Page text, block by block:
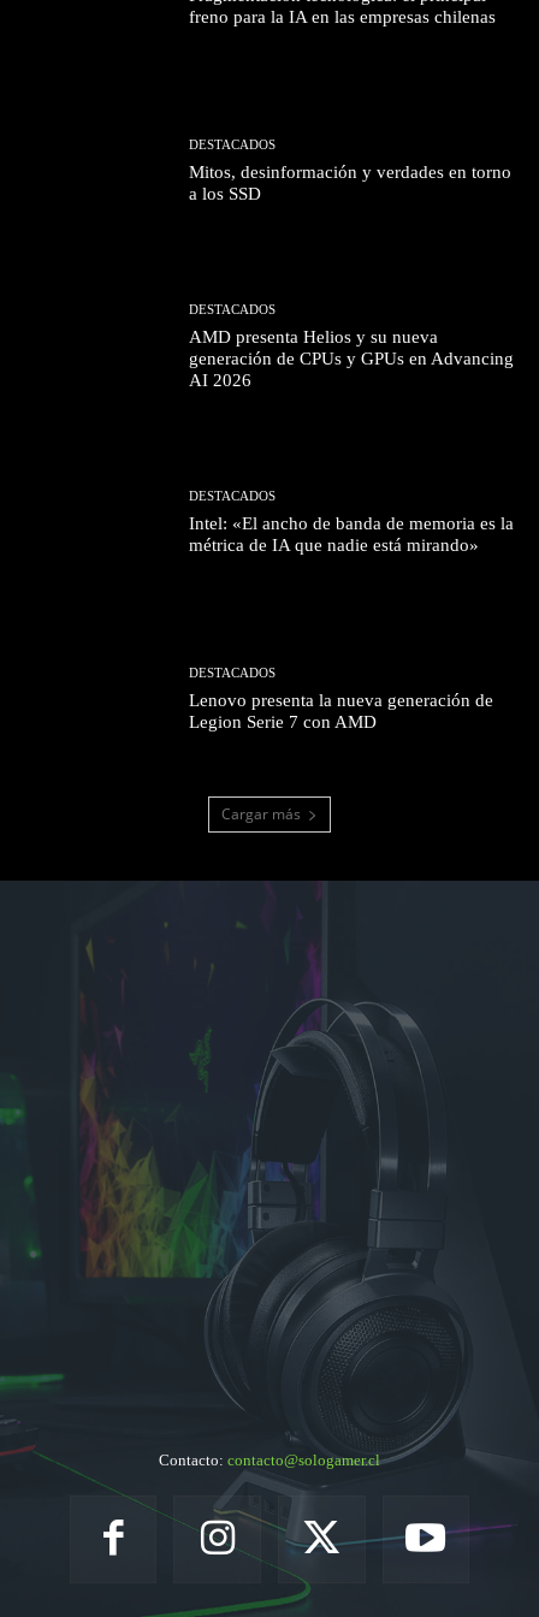
freno para la IA en las empresas chilenas
DESTACADOS
Mitos, desinformación y verdades en torno
a los SSD
DESTACADOS
AMD presenta Helios y su nueva
generación de CPUs y GPUs en Advancing
AI 2026
DESTACADOS
Intel: «El ancho de banda de memoria es la
métrica de IA que nadie está mirando»
DESTACADOS
Lenovo presenta la nueva generación de
Legion Serie 7 con AMD
Cargar más
Contacto: contacto@sologamer.cl